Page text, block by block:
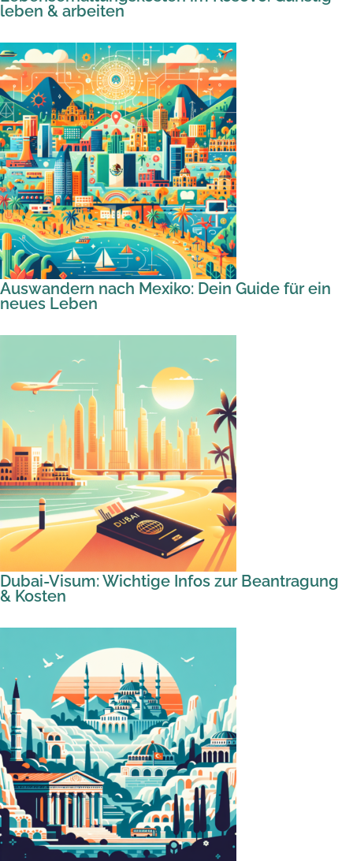
leben & arbeiten
Auswandern nach Mexiko: Dein Guide für ein
neues Leben
Dubai-Visum: Wichtige Infos zur Beantragung
& Kosten